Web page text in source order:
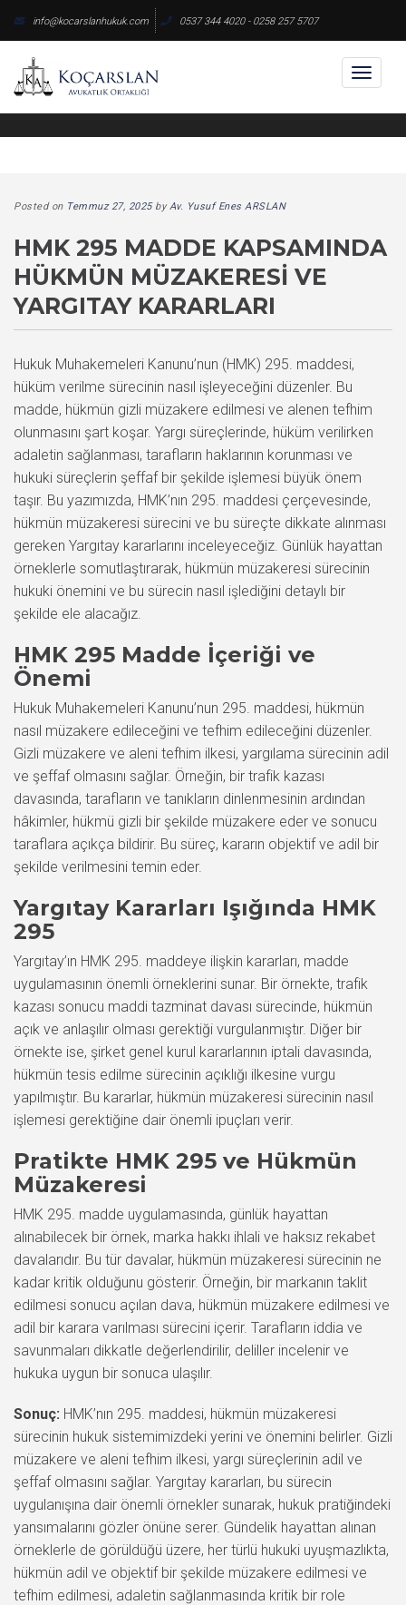
content
info@kocarslanhukuk.com 0537 344 4020 - 0258 257 5707
Posted on Temmuz 27, 2025byAv. Yusuf Enes ARSLAN
HMK 295 MADDE KAPSAMINDA
HÜKMÜN MÜZAKERESI VE
YARGITAY KARARLARI
Hukuk Muhakemeleri Kanunu’nun (HMK) 295. maddesi,
hüküm verilme sürecinin nasıl işleyeceğini düzenler. Bu
madde, hükmün gizli müzakere edilmesi ve alenen tefhim
olunmasını şart koşar. Yargı süreçlerinde, hüküm verilirken
adaletin sağlanması, tarafların haklarının korunması ve
hukuki süreçlerin şeffaf bir şekilde işlemesi büyük önem
taşır. Bu yazımızda, HMK’nın 295. maddesi çerçevesinde,
hükmün müzakeresi sürecini ve bu süreçte dikkate alınması
gereken Yargıtay kararlarını inceleyeceğiz. Günlük hayattan
örneklerle somutlaştırarak, hükmün müzakeresi sürecinin
hukuki önemini ve bu sürecin nasıl işlediğini detaylı bir
şekilde ele alacağız.
HMK 295 Madde İçeriği ve
Önemi
Hukuk Muhakemeleri Kanunu’nun 295. maddesi, hükmün
nasıl müzakere edileceğini ve tefhim edileceğini düzenler.
Gizli müzakere ve aleni tefhim ilkesi, yargılama sürecinin adil
ve şeffaf olmasını sağlar. Örneğin, bir trafik kazası
davasında, tarafların ve tanıkların dinlenmesinin ardından
hâkimler, hükmü gizli bir şekilde müzakere eder ve sonucu
taraflara açıkça bildirir. Bu süreç, kararın objektif ve adil bir
şekilde verilmesini temin eder.
Yargıtay Kararları Işığında HMK
295
Yargıtay’ın HMK 295. maddeye ilişkin kararları, madde
uygulamasının önemli örneklerini sunar. Bir örnekte, trafik
kazası sonucu maddi tazminat davası sürecinde, hükmün
açık ve anlaşılır olması gerektiği vurgulanmıştır. Diğer bir
örnekte ise, şirket genel kurul kararlarının iptali davasında,
hükmün tesis edilme sürecinin açıklığı ilkesine vurgu
yapılmıştır. Bu kararlar, hükmün müzakeresi sürecinin nasıl
işlemesi gerektiğine dair önemli ipuçları verir.
Pratikte HMK 295 ve Hükmün
Müzakeresi
HMK 295. madde uygulamasında, günlük hayattan
alınabilecek bir örnek, marka hakkı ihlali ve haksız rekabet
davalarıdır. Bu tür davalar, hükmün müzakeresi sürecinin ne
kadar kritik olduğunu gösterir. Örneğin, bir markanın taklit
edilmesi sonucu açılan dava, hükmün müzakere edilmesi ve
adil bir karara varılması sürecini içerir. Tarafların iddia ve
savunmaları dikkatle değerlendirilir, deliller incelenir ve
hukuka uygun bir sonuca ulaşılır.
Sonuç: HMK’nın 295. maddesi, hükmün müzakeresi
sürecinin hukuk sistemimizdeki yerini ve önemini belirler. Gizli
müzakere ve aleni tefhim ilkesi, yargı süreçlerinin adil ve
şeffaf olmasını sağlar. Yargıtay kararları, bu sürecin
uygulanışına dair önemli örnekler sunarak, hukuk pratiğindeki
yansımalarını gözler önüne serer. Gündelik hayattan alınan
örneklerle de görüldüğü üzere, her türlü hukuki uyuşmazlıkta,
hükmün adil ve objektif bir şekilde müzakere edilmesi ve
tefhim edilmesi, adaletin sağlanmasında kritik bir role